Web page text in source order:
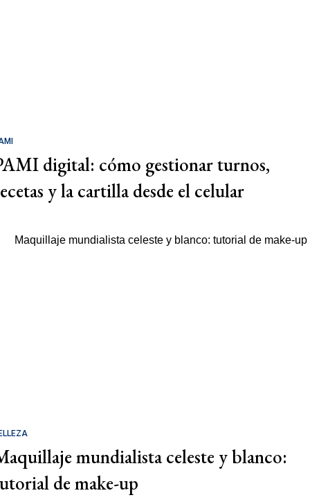
digital: cómo gestionar turnos,
y la cartilla desde el celular
mundialista celeste y blanco:
de make-up